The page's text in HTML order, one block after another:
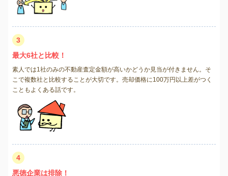
3
最大6社と比較！
素人では1社のみの不動産査定金額が高いかどうか見当が付きません。そ
こで複数社と比較することが大切です。売却価格に100万円以上差がつく
こともよくある話です。
4
悪徳企業は排除！